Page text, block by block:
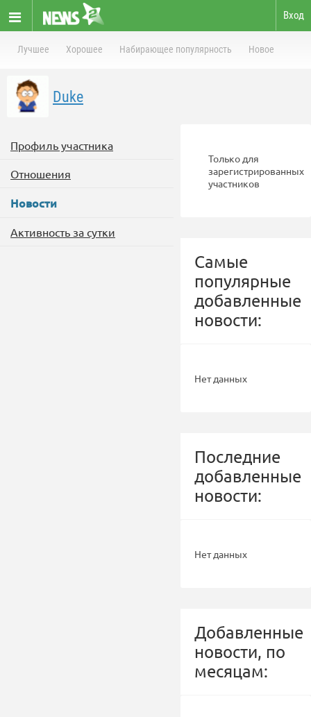
Вход
Лучшее Хорошее Набирающее популярность Новое
Duke
Профиль участника
Отношения
Новости
Активность за сутки
Только для
зарегистрированных
участников
Самые
популярные
добавленные
новости:
Нет данных
Последние
добавленные
новости:
Нет данных
Добавленные
новости, по
месяцам: